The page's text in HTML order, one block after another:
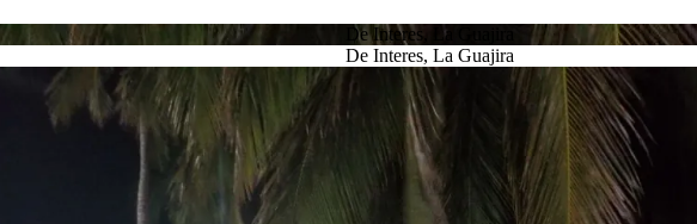
De Interes,
La Guajira
De Interes, La Guajira